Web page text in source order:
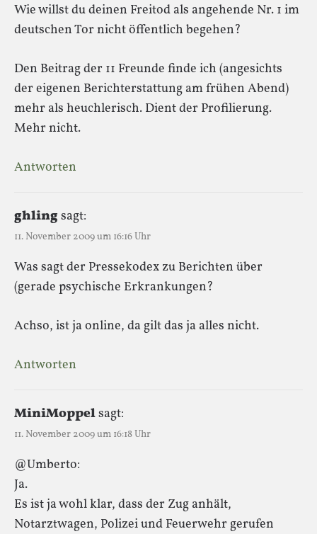
Wie willst du deinen Freitod als angehende Nr. 1 im
deutschen Tor nicht öffentlich begehen?
Den Beitrag der 11 Freunde finde ich (angesichts
der eigenen Berichterstattung am frühen Abend)
mehr als heuchlerisch. Dient der Profilierung.
Mehr nicht.
Antworten
ghlingsagt:
11. November 2009 um 16:16 Uhr
Was sagt der Pressekodex zu Berichten über
(gerade psychische Erkrankungen?
Achso, ist ja online, da gilt das ja alles nicht.
Antworten
MiniMoppelsagt:
11. November 2009 um 16:18 Uhr
@Umberto:
Ja.
Es ist ja wohl klar, dass der Zug anhält,
Notarztwagen, Polizei und Feuerwehr gerufen